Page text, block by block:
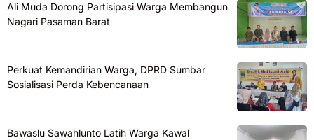
Ali Muda Dorong Partisipasi Warga Membangun
Nagari Pasaman Barat
Perkuat Kemandirian Warga, DPRD Sumbar
Sosialisasi Perda Kebencanaan
Bawaslu Sawahlunto Latih Warga Kawal